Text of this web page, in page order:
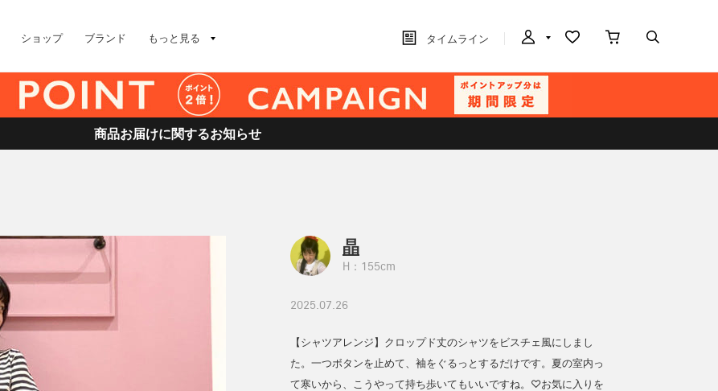
ショップ ブランド もっと見る タイムライン
商品お届けに関するお知らせ
晶
H：155cm
2025.07.26
【シャツアレンジ】クロップド丈のシャツをビスチェ風にしまし
た。一つボタンを止めて、袖をぐるっとするだけです。夏の室内っ
て寒いから、こうやって持ち歩いてもいいですね。♡お気に入りを